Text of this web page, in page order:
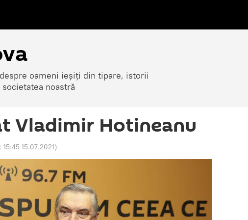
oameni ieșiți din tipare, istorii
noastră
Vladimir Hotineanu
15:45 15.07.2021)